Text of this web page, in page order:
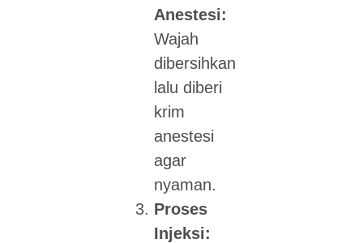
Anestesi:
Wajah
dibersihkan
lalu diberi
krim
anestesi
agar
nyaman.
Proses
Injeksi: